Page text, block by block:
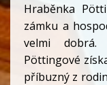
Hraběnka
zámku a
velmi
Pöttingové
příbuzný z